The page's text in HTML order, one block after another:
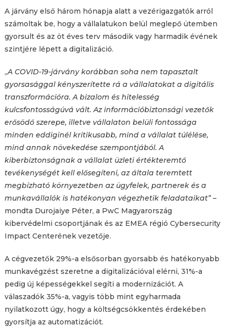
A járvány első három hónapja alatt a vezérigazgatók arról
számoltak be, hogy a vállalatukon belül meglepő ütemben
gyorsult és az öt éves terv második vagy harmadik évének
szintjére lépett a digitalizáció.
„A COVID-19-járvány korábban soha nem tapasztalt
gyorsasággal kényszerítette rá a vállalatokat a digitális
transzformációra. A bizalom és hitelesség
kulcsfontosságúvá vált. Az információbiztonsági vezetők
erősödő szerepe, illetve vállalaton belüli fontossága
minden eddiginél kritikusabb, mind a vállalat túlélése,
mind annak növekedése szempontjából. A
kiberbiztonságnak a vállalat üzleti értékteremtő
tevékenységét kell elősegíteni, az általa teremtett
megbízható környezetben az ügyfelek, partnerek és a
munkavállalók is hatékonyan végezhetik feladataikat”–
mondta Durojaiye Péter, a PwC Magyarország
kibervédelmi csoportjának és az EMEA régió Cybersecurity
Impact Centerének vezetője.
A cégvezetők 29%-a elsősorban gyorsabb és hatékonyabb
munkavégzést szeretne a digitalizációval elérni, 31%-a
pedig új képességekkel segíti a modernizációt. A
válaszadók 35%-a, vagyis több mint egyharmada
nyilatkozott úgy, hogy a költségcsökkentés érdekében
gyorsítja az automatizációt.